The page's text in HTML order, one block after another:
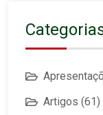
Artigos (61)